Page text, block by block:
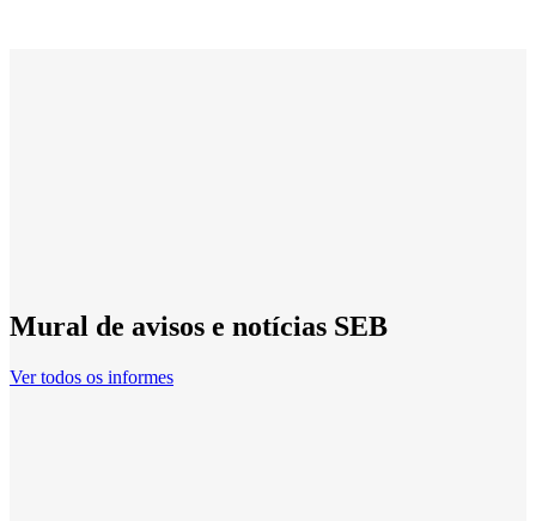
Mural de avisos e notícias SEB
Ver todos os informes